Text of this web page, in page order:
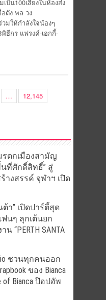
ป็น100เสียงในห้องส่ง
ดัง พล วง
มให้กำลังใจน้องๆ
ธีกร แฟรงค์-เอกกี้-
…
12,145
รดกเมืองสามัญ
ที่ศักดิ์สิทธิ์” สู่
างสรรค์ จุฬาฯ เปิด
ต้า” เปิดปาร์ตี้สุด
นๆ ลุกเต้นยก
“PERTH SANTA
ชวนทุกคนออก
ของ Bianca
of Bianca ป๊อปอัพ